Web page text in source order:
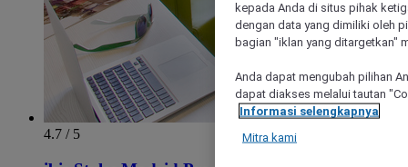
4.7 / 5
kepada Anda di situs pihak
dengan data yang dimiliki oleh
bagian "iklan yang ditargetkan"
Anda dapat mengubah pilihan
dapat diakses melalui tautan
Informasi selengkapnya
Mitra kami